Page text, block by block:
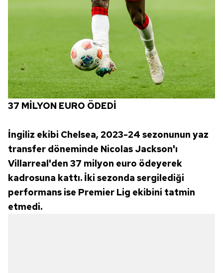
37 MİLYON EURO ÖDEDİ
İngiliz ekibi Chelsea, 2023-24 sezonunun yaz
transfer döneminde Nicolas Jackson'ı
Villarreal'den 37 milyon euro ödeyerek
kadrosuna kattı. İki sezonda sergilediği
performans ise Premier Lig ekibini tatmin
etmedi.